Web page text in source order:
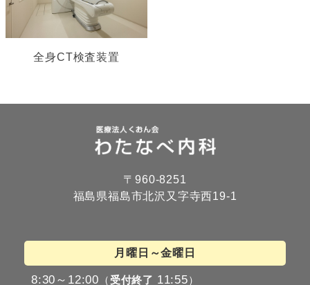
全身CT検査装置
〒960-8251
福島県福島市北沢又字寺西19-1
月曜日～金曜日
8:30～12:00 （ 受付終了 11:55）